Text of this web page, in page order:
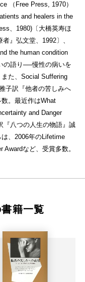
（Free Press, 1970）
and healers in the
、1980)〔大橋英寿ほ
』弘文堂、1992〕、
the human condition
の語り──慢性の病いを
た、Social Suffering
子訳『他者の苦しみへ
。最近作はWhat
and Danger
『八つの人生の物語』誠
、2006年のLifetime
など、受賞多数。
籍一覧